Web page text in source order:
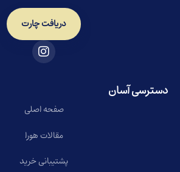
دریافت چارت
دسترسی آسان
صفحه اصلی
مقالات هورا
پشتیبانی خرید